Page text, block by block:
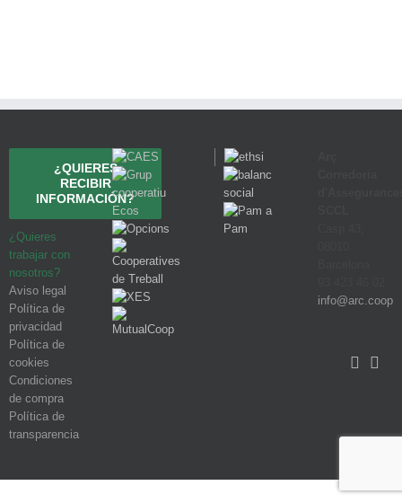
¿QUIERES
RECIBIR
INFORMACIÓN?
¿Quieres
trabajar con
nosotros?
Aviso legal
Política de
privacidad
Política de
cookies
Condiciones
de compra
Política de
transparencia
info@arc.coop